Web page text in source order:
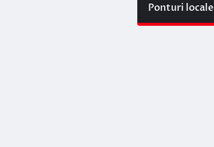
Ponturi locale